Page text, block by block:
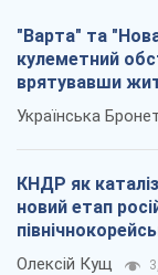
"Варта" та
кулеметний
врятувавши
Українська
КНДР як
новий етап
Олексій Кущ